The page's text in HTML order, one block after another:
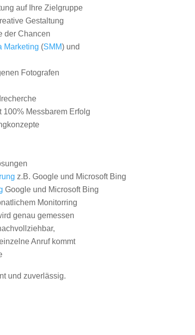
auf Ihre Zielgruppe
Gestaltung
der Chancen
Marketing (SMM) und
Fotografen
100% Messbarem Erfolg
z.B. Google und Microsoft Bing
Google und Microsoft Bing
Monitorring
genau gemessen
Anruf kommt
und zuverlässig.